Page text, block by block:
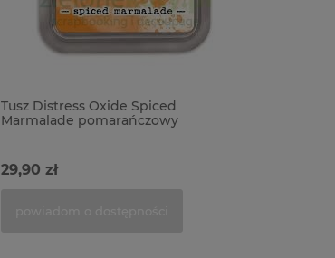
Tusz Distress Oxide Spiced
Marmalade pomarańczowy
29,90 zł